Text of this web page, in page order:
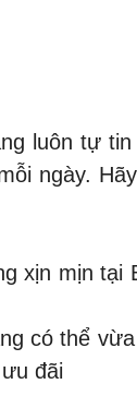
luôn tự
ngày.
xịn mịn tại
có thể
đãi